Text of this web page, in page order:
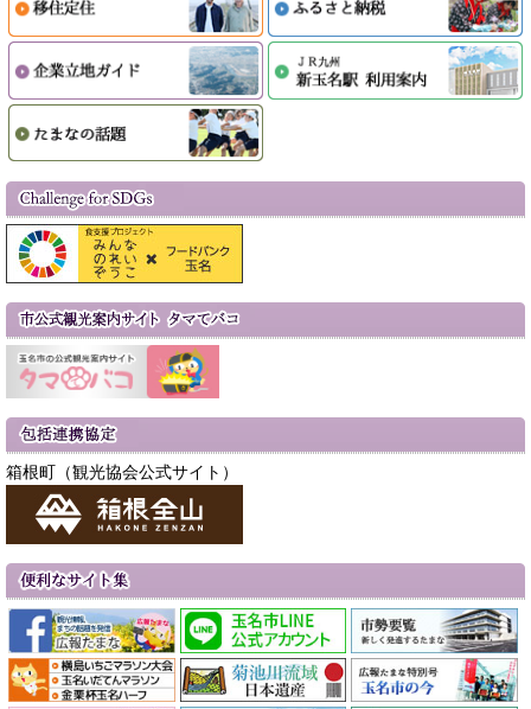
箱根町（観光協会公式サイト）